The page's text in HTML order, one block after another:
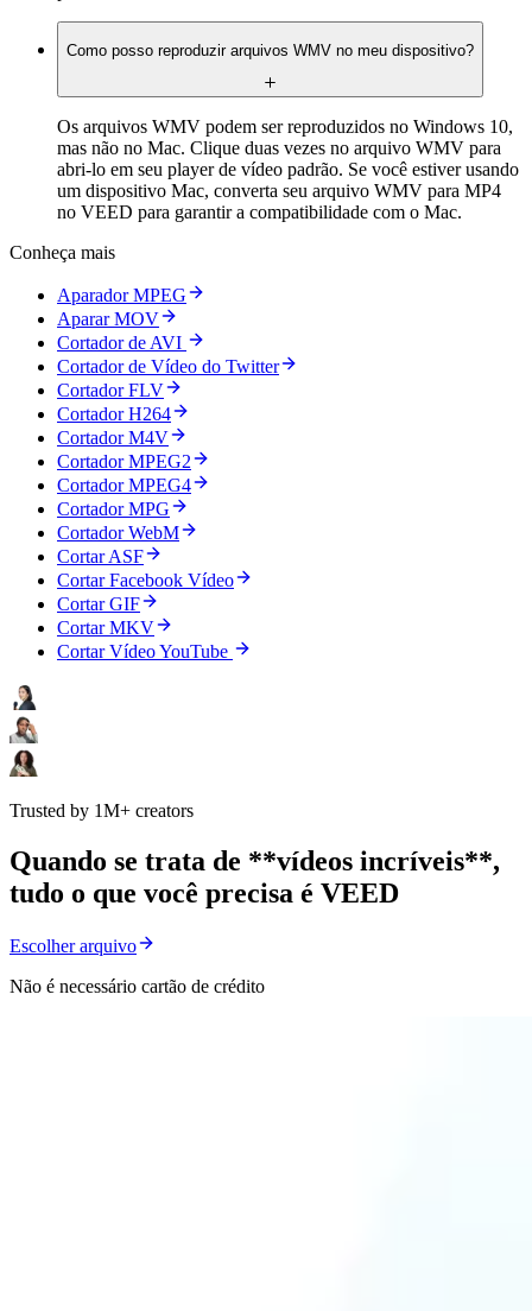
Como posso reproduzir arquivos WMV no meu dispositivo?
Os arquivos WMV podem ser reproduzidos no Windows 10,
mas não no Mac. Clique duas vezes no arquivo WMV para
abri-lo em seu player de vídeo padrão. Se você estiver usando
um dispositivo Mac, converta seu arquivo WMV para MP4
no VEED para garantir a compatibilidade com o Mac.
Conheça mais
Aparador MPEG
Aparar MOV
Cortador de AVI
Cortador de Vídeo do Twitter
Cortador FLV
Cortador H264
Cortador M4V
Cortador MPEG2
Cortador MPEG4
Cortador MPG
Cortador WebM
Cortar ASF
Cortar Facebook Vídeo
Cortar GIF
Cortar MKV
Cortar Vídeo YouTube
Trusted by 1M+ creators
Quando se trata de **vídeos incríveis**,
tudo o que você precisa é VEED
Escolher arquivo
Não é necessário cartão de crédito